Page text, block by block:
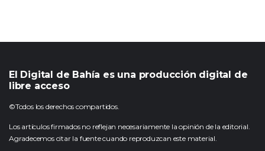
El Digital de Bahía es una producción digital de
libre acceso
©Todos los derechos compartidos.
Los artículos firmados no reflejan necesariamente la opinión de la editorial.
Agradecemos citar la fuente cuando reproduzcan este material.